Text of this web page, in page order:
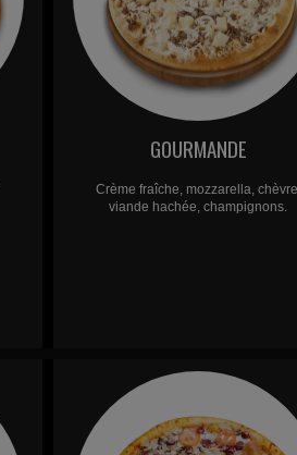
GOURMANDE
Crème fraîche, mozzarella,
viande hachée, champignons.